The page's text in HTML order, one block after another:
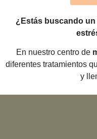
¿Estás buscando un
En nuestro centro de
diferentes tratamientos
y